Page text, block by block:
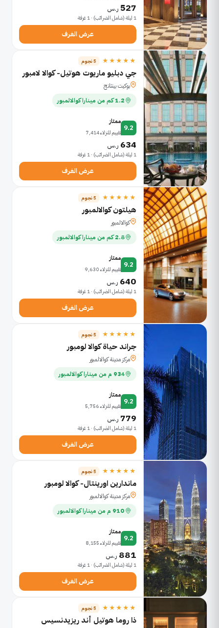
527 ر.س
1 ليلة (شامل الضرائب) · 1 غرفة
عرض الغرف
★★★★★ 5 نجوم
جي دبليو ماريوت هوتيل- كوالا لامبور
بوكيت بينتانج
1.2 كم من مينارا كوالالمبور
9.2
ممتاز
تقييم للنزلاء 7,414
634 ر.س
1 ليلة (شامل الضرائب) · 1 غرفة
عرض الغرف
★★★★★ 5 نجوم
هيلتون كوالالمبور
كوالالمبور
2.8 كم من مينارا كوالالمبور
9.2
ممتاز
تقييم للنزلاء 9,630
640 ر.س
1 ليلة (شامل الضرائب) · 1 غرفة
عرض الغرف
★★★★★ 5 نجوم
جراند حياة كوالا لومبور
مركز مدينة كوالالمبور
934 م من مينارا كوالالمبور
9.2
ممتاز
تقييم للنزلاء 5,756
779 ر.س
1 ليلة (شامل الضرائب) · 1 غرفة
عرض الغرف
★★★★★ 5 نجوم
ماندارين اورينتال- كوالا لومبور
مركز مدينة كوالالمبور
910 م من مينارا كوالالمبور
9.2
ممتاز
تقييم للنزلاء 8,155
881 ر.س
1 ليلة (شامل الضرائب) · 1 غرفة
عرض الغرف
★★★★★ 5 نجوم
ذا روما هوتيل أند ريزيدنسيس